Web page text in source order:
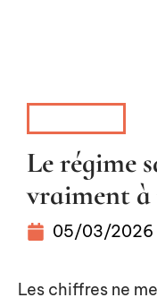
Le régime
vraiment à
05/03/2026
Les chiffres ne